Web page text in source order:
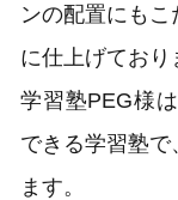
ンの配置にも
に仕上げており
学習塾PEG様
できる学習塾で
ます。